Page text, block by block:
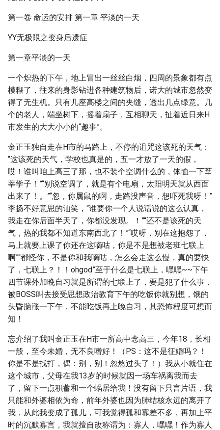
第一卷 命运的安排 第一章 平淡的一天
YY无极限之变身后遗症
第一章平淡的一天
一个炽热的下午，地上冒出一丝丝白烟，四周的景象都有点
模糊了，往来的身影钻进各种建筑物后，诺大的城市忽然变
得了无生机。只有几座高楼之间的夹缝，透出几点绿意。几
个的老人，端坐树下，摇着扇子，互相聊天，扯着近日来H
市发生的大大小小的“趣事”。
金正玉独自走在H市的马路上，不停的诅咒这该死的天气：
“这该死的天气，学校也真是的，五一才放了一天的假，
哎！谁叫咱上高三了那，也不装个空调什么的，体恤一下莘
莘学子！”“别说空调了，就是有个电扇，太阳明天就从西面
出来了！。”“忽，你属鼠的啊，走路没声音，想吓死我呀！”
李扬不好意思的讪笑，“谁要你一个人说话说的这么认真，
我走在你后面半天了，你都没发现。！”“还不是该死的天
气，热的我都不知道东南西北了！”“哎呀，别在这抱怨了，
马上就要上课了你还在这嘀咕，你是不是想被老班七联上
啊”“都怪你，不是你和我嘀咕，怎么会走这么慢，真的要快
了，七联上？！！ohgod”至于什么是七联上，嘿嘿~~下午
四节课外加晚自习就是所谓的七联上了，要是犯了什么事，
被BOSS叫去接受思想政治教育下午的吃饭你就别想，饿的
头昏脑涨一下午，不能吃饭再上晚自习，其恐怖程度可想而
知！
忘介绍了我叫金正玉在H市一所高中念高三，今年18，长相
一般，至今未婚，无不良嗜好！（PS：这不是征婚吗？！
你是不是找打，偶：别，别！忽悠过头了！）我从小就住在
这个城市，父母在我13岁的时候就因一场车祸离我而去
了，留下一点积蓄和一个蜗居给我！没有留下只言片语，我
只能和外婆相依为命，前年外婆也因为肺结核永远的离开了
我，从此我变成了孤儿，可我觉得孤和寡差不多，再加上平
时的沉默寡言，我就擅自改称谓为：寡人，嘿嘿！作为寡人